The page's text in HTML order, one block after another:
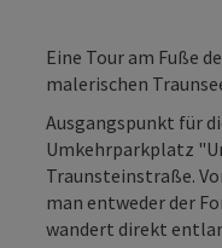
Eine Tour am Fuße
malerischen
Ausgangspunkt für
Umkehrparkplatz
Traunsteinstraße.
man entweder der
wandert direkt